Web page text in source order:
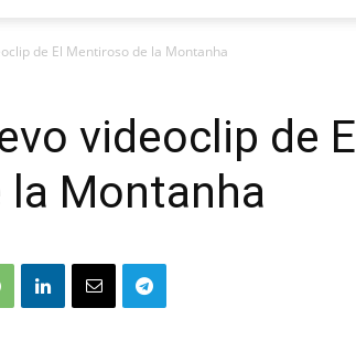
de El Mentiroso de la Montanha
videoclip de El
Montanha